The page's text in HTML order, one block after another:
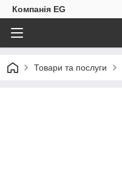
Компанія EG
Товари та послуги